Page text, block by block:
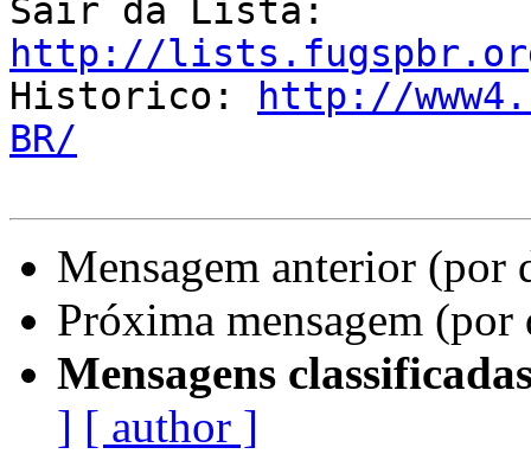
http://
Historico:
http://
BR/
Mensagem anterior (por
Próxima mensagem
Mensagens
] [ author ]